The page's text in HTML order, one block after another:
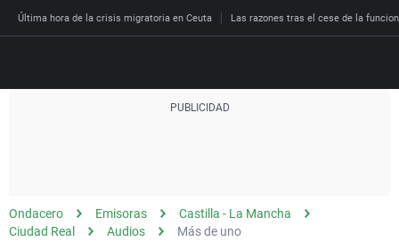
Última hora de la crisis migratoria en Ceuta Las razones tras el cese de la
España
Ondacero Emisoras
Castilla - La Mancha
Ciudad Real
Audios
Más de uno